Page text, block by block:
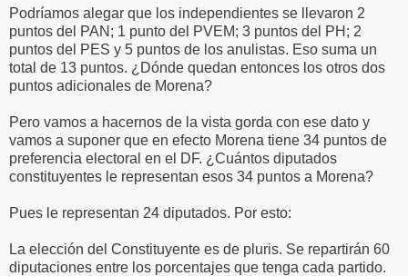
Podríamos alegar que los independientes se llevaron 2
puntos del PAN; 1 punto del PVEM; 3 puntos del PH; 2
puntos del PES y 5 puntos de los anulistas. Eso suma un
total de 13 puntos. ¿Dónde quedan entonces los otros dos
puntos adicionales de Morena?
Pero vamos a hacernos de la vista gorda con ese dato y
vamos a suponer que en efecto Morena tiene 34 puntos de
preferencia electoral en el DF. ¿Cuántos diputados
constituyentes le representan esos 34 puntos a Morena?
Pues le representan 24 diputados. Por esto:
La elección del Constituyente es de pluris. Se repartirán 60
diputaciones entre los porcentajes que tenga cada partido.